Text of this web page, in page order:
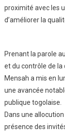
proximité avec les
d’améliorer la
Prenant la parole
et du contrôle de la
Mensah a mis en
une avancée
publique togolaise.
Dans une
présence des